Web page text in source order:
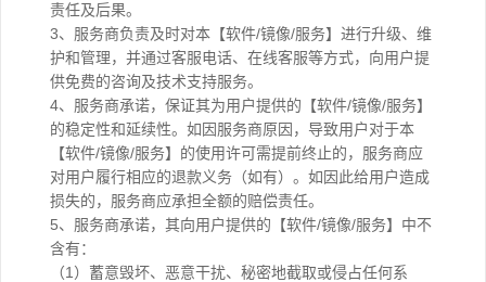
责任及后果。
3、服务商负责及时对本【软件/镜像/服务】进行升级、维
护和管理，并通过客服电话、在线客服等方式，向用户提
供免费的咨询及技术支持服务。
4、服务商承诺，保证其为用户提供的【软件/镜像/服务】
的稳定性和延续性。如因服务商原因，导致用户对于本
【软件/镜像/服务】的使用许可需提前终止的，服务商应
对用户履行相应的退款义务（如有）。如因此给用户造成
损失的，服务商应承担全额的赔偿责任。
5、服务商承诺，其向用户提供的【软件/镜像/服务】中不
含有：
（1）蓄意毁坏、恶意干扰、秘密地截取或侵占任何系